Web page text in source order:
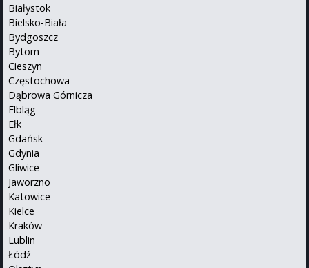
Białystok
Bielsko-Biała
Bydgoszcz
Bytom
Cieszyn
Częstochowa
Dąbrowa Górnicza
Elbląg
Ełk
Gdańsk
Gdynia
Gliwice
Jaworzno
Katowice
Kielce
Kraków
Lublin
Łódź